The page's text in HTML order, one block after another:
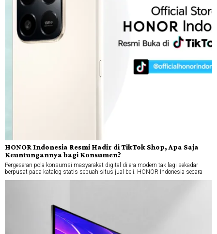
HONOR Indonesia Resmi Hadir di TikTok Shop, Apa Saja
Keuntungannya bagi Konsumen?
Pergeseran pola konsumsi masyarakat digital di era modern tak lagi sekadar
berpusat pada katalog statis sebuah situs jual beli. HONOR Indonesia secara